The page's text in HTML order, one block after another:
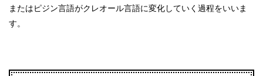
またはピジン言語がクレオール言語に変化していく過程をいいま
す。